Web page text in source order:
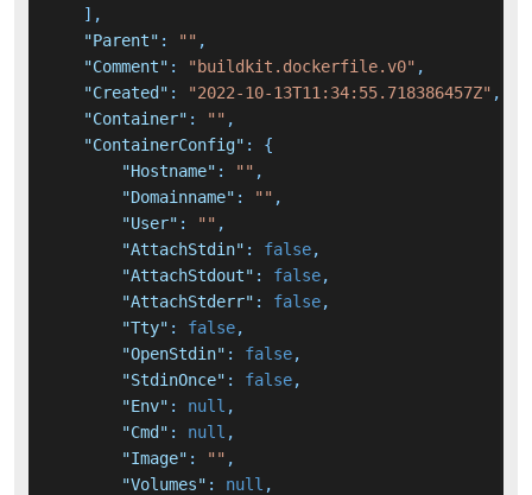
] ,
"Parent" : "" ,
"Comment" : "buildkit.dockerfile.v0" ,
"Created" : "2022-10-13T11:34:55.718386457Z" ,
"Container" : "" ,
"ContainerConfig" :
{
"Hostname" : "" ,
"Domainname" : "" ,
"User" : "" ,
"AttachStdin" : false,
"AttachStdout" : false,
"AttachStderr" : false,
"Tty" : false,
"OpenStdin" : false,
"StdinOnce" : false,
"Env" : null ,
"Cmd" : null ,
"Image" : "" ,
"Volumes" : null ,